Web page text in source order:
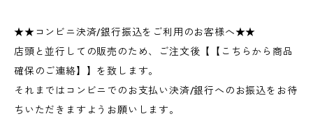
★★コンビニ決済/銀行振込をご利用のお客様へ★★
店頭と並行しての販売のため、ご注文後【【こちらから商品
確保のご連絡】】を致します。
それまではコンビニでのお支払い決済/銀行へのお振込をお待
ちいただきますようお願いします。